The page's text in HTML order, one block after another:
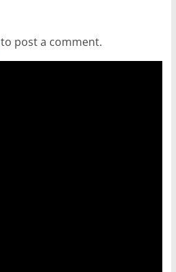
to post a comment.